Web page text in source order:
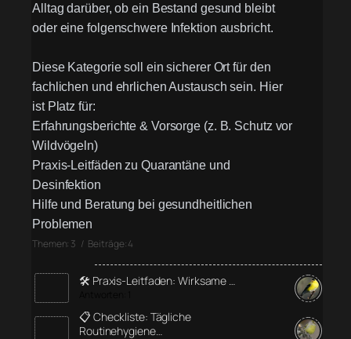
Alltag darüber, ob ein Bestand gesund bleibt
oder eine folgenschwere Infektion ausbricht.
Diese Kategorie soll ein sicherer Ort für den
fachlichen und ehrlichen Austausch sein. Hier
ist Platz für:
Erfahrungsberichte & Vorsorge (z. B. Schutz vor
Wildvögeln)
Praxis-Leitfäden zu Quarantäne und
Desinfektion
Hilfe und Beratung bei gesundheitlichen
Problemen
Themen: 3 / Beiträge: 4
🛠️ Praxis-Leitfaden: Wirksame …
📋 Checkliste: Tägliche
Routinehygiene…